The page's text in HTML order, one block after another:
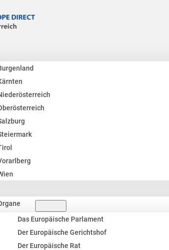
Das Europäische Parlament
Der Europäische Gerichtshof
Der Europäische Rat